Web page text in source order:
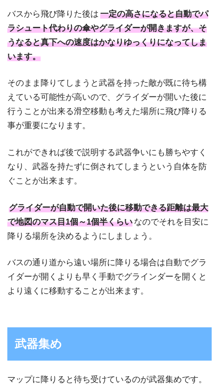
バスから飛び降りた後は 一定の高さになると自動でパ
ラシュート代わりの傘やグライダーが開きますが、そ
うなると真下への速度はかなりゆっくりになってしま
います。
そのまま降りてしまうと武器を持った敵が既に待ち構
えている可能性が高いので、グライダーが開いた後に
行うことが出来る滑空移動も考えた場所に飛び降りる
事が重要になります。
これができれば後で説明する武器争いにも勝ちやすく
なり、武器を持たずに倒されてしまうという自体を防
ぐことが出来ます。
グライダーが自動で開いた後に移動できる距離は最大
で地図のマス目1個～1個半くらい なのでそれを目安に
降りる場所を決めるようにしましょう。
バスの通り道から遠い場所に降りる場合は自動でグラ
イダーが開くよりも早く手動でグラインダーを開くと
より遠くに移動することが出来ます。
武器集め
マップに降りると待ち受けているのが武器集めです。